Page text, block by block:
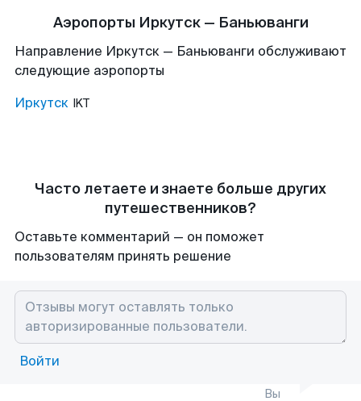
Аэропорты Иркутск — Баньюванги
Направление Иркутск — Баньюванги обслуживают
следующие аэропорты
Иркутск IKT
Часто летаете и знаете больше других
путешественников?
Оставьте комментарий — он поможет
пользователям принять решение
Войти
Вы